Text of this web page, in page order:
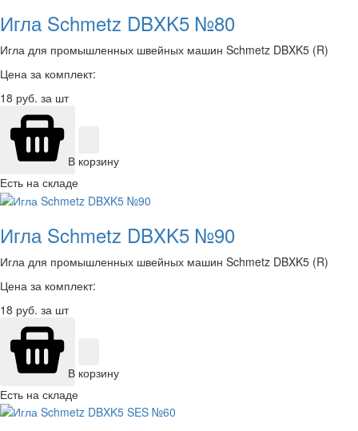
Игла Schmetz DBXK5 №80
Игла для промышленных швейных машин Schmetz DBXK5 (R)
Цена за комплект:
18 руб. за шт
В корзину
Есть на складе
Игла Schmetz DBXK5 №90
Игла для промышленных швейных машин Schmetz DBXK5 (R)
Цена за комплект:
18 руб. за шт
В корзину
Есть на складе